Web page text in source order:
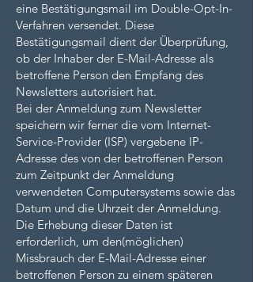
eine Bestätigungsmail im Double-Opt-In-
Verfahren versendet. Diese
Bestätigungsmail dient der Überprüfung,
ob der Inhaber der E-Mail-Adresse als
betroffene Person den Empfang des
Newsletters autorisiert hat.
Bei der Anmeldung zum Newsletter
speichern wir ferner die vom Internet-
Service-Provider (ISP) vergebene IP-
Adresse des von der betroffenen Person
zum Zeitpunkt der Anmeldung
verwendeten Computersystems sowie das
Datum und die Uhrzeit der Anmeldung.
Die Erhebung dieser Daten ist
erforderlich, um den(möglichen)
Missbrauch der E-Mail-Adresse einer
betroffenen Person zu einem späteren